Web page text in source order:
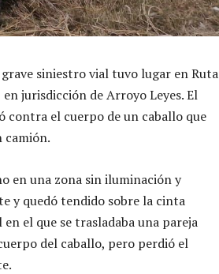
siniestro vial tuvo lugar en Ruta
jurisdicción de Arroyo Leyes. El
contra el cuerpo de un caballo que
camión.
en una zona sin iluminación y
y quedó tendido sobre la cinta
el que se trasladaba una pareja
del caballo, pero perdió el